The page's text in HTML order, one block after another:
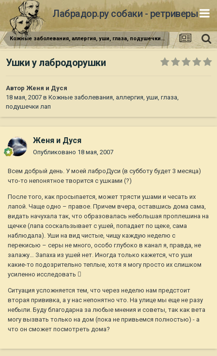
Лабрадор.ру собаки - ретриверы
Кожные заболевания, аллергия, уши, глаза, подушечки лап
Ушки у лабродорушки
Автор Женя и Дуся
18 мая, 2007 в Кожные заболевания, аллергия, уши, глаза,
подушечки лап
Женя и Дуся
Опубликовано 18 мая, 2007
Всем добрый день. У моей лаброДуси (в субботу будет 3 месяца)
что-то непонятное творится с ушками (?)
После того, как просыпается, может трясти ушами и чесать их
лапой. Чаще одно – правое. Причем вчера, оставшись дома сама,
видать начухала так, что образовалась небольшая проплешина на
щечке (лапа соскальзывает с ушей, попадает по щеке, сама
наблюдала). Уши на вид чистые, чищу каждую неделю с
перекисью – серы не много, особо глубоко в канал я, правда, не
залажу… Запаха из ушей нет. Иногда только кажется, что уши
какие-то подозрительно теплые, хотя я могу просто их слишком
усиленно исследовать 
Ситуация усложняется тем, что через неделю нам предстоит
вторая прививка, а у нас непонятно что. На улице мы еще не разу
небыли. Буду благодарна за любые мнения и советы, так как вета
могу вызвать только на дом (пока не привьемся полностью) - а
что он сможет посмотреть дома?